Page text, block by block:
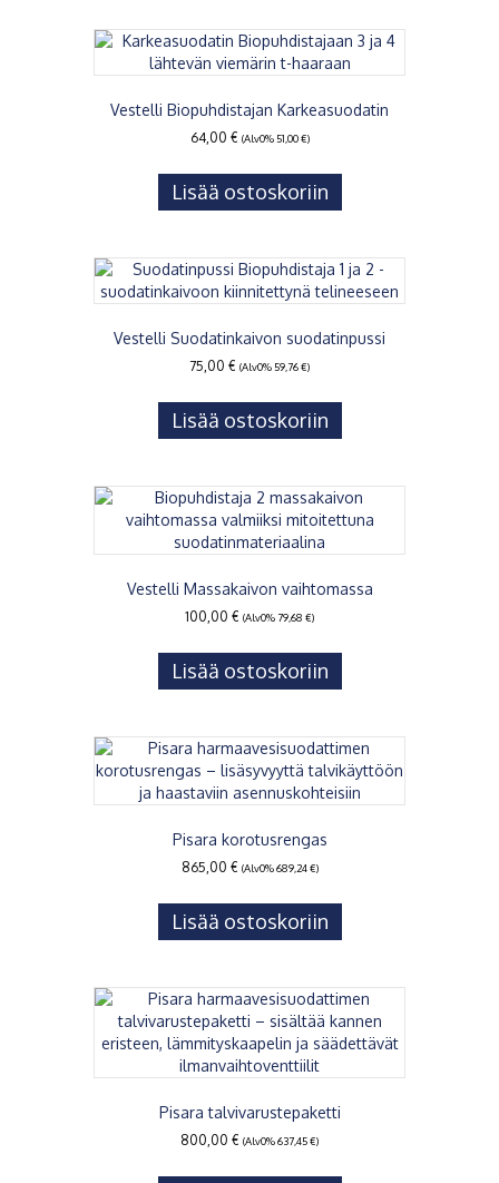
Vestelli Biopuhdistajan Karkeasuodatin
64,00 € (Alv0% 51,00€)
Lisää ostoskoriin
Vestelli Suodatinkaivon suodatinpussi
75,00 € (Alv0% 59,76€)
Lisää ostoskoriin
Vestelli Massakaivon vaihtomassa
100,00 € (Alv0% 79,68 €)
Lisää ostoskoriin
Pisara korotusrengas
865,00 € (Alv0%689,24€)
Lisää ostoskoriin
Pisara talvivarustepaketti
800,00 € (Alv0%637,45€)